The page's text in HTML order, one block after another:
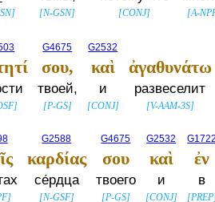
] [N-GSN] [CONJ] [A-
]
G4675
σου,
твоей,
[P-GS]
G2532
καὶ
и
[CONJ]
ἀγαθυνάτω
развеселит
[V-AAM-3S]
]
G2588
καρδίας
се́рдца
[N-GSF]
G4675
σου
твоего
[P-GS]
G2532
καὶ
и
[CONJ]
G1722
ἐν
в
[PREP